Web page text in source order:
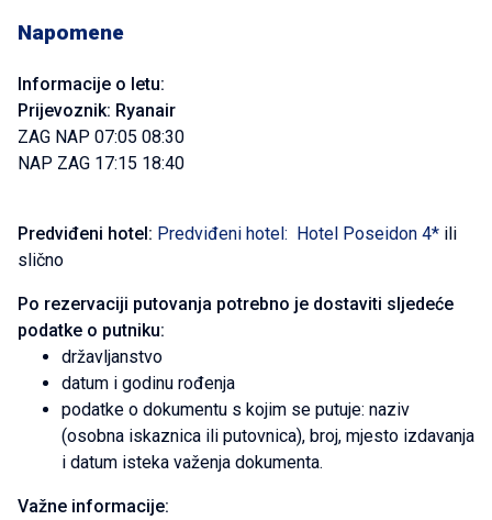
Napomene
Informacije o letu:
Prijevoznik: Ryanair
ZAG NAP 07:05 08:30
NAP ZAG 17:15 18:40
Predviđeni hotel: Predviđeni hotel: Hotel Poseidon 4* ili
slično
Po rezervaciji putovanja potrebno je dostaviti sljedeće
podatke o putniku:
državljanstvo
datum i godinu rođenja
podatke o dokumentu s kojim se putuje: naziv
(osobna iskaznica ili putovnica), broj, mjesto izdavanja
i datum isteka važenja dokumenta.
Važne informacije: